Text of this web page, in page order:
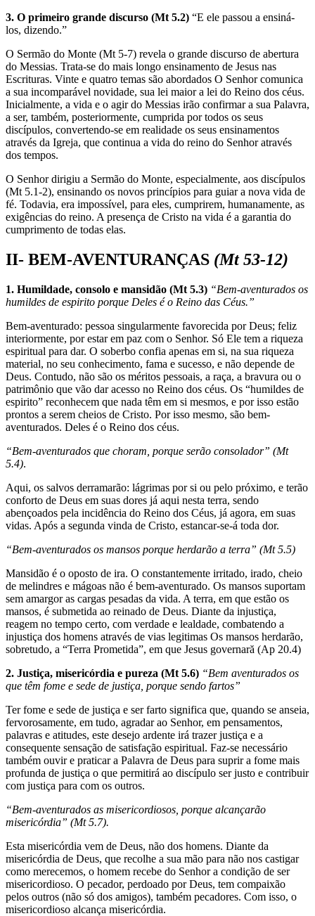
3. O primeiro grande discurso (Mt 5.2) “E ele passou a ensiná-
los, dizendo.”
O Sermão do Monte (Mt 5-7) revela o grande discurso de abertura
do Messias. Trata-se do mais longo ensinamento de Jesus nas
Escrituras. Vinte e quatro temas são abordados O Senhor comunica
a sua incomparável novidade, sua lei maior a lei do Reino dos céus.
Inicialmente, a vida e o agir do Messias irão confirmar a sua Palavra,
a ser, também, posteriormente, cumprida por todos os seus
discípulos, convertendo-se em realidade os seus ensinamentos
através da Igreja, que continua a vida do reino do Senhor através
dos tempos.
O Senhor dirigiu a Sermão do Monte, especialmente, aos discípulos
(Mt 5.1-2), ensinando os novos princípios para guiar a nova vida de
fé. Todavia, era impossível, para eles, cumprirem, humanamente, as
exigências do reino. A presença de Cristo na vida é a garantia do
cumprimento de todas elas.
II- BEM-AVENTURANÇAS (Mt 53-12)
1. Humildade, consolo e mansidão (Mt 5.3) “Bem-aventurados os
humildes de espirito porque Deles é o Reino das Céus.”
Bem-aventurado: pessoa singularmente favorecida por Deus; feliz
interiormente, por estar em paz com o Senhor. Só Ele tem a riqueza
espiritual para dar. O soberbo confia apenas em si, na sua riqueza
material, no seu conhecimento, fama e sucesso, e não depende de
Deus. Contudo, não são os méritos pessoais, a raça, a bravura ou o
patrimônio que vão dar acesso no Reino dos céus. Os “humildes de
espirito” reconhecem que nada têm em si mesmos, e por isso estão
prontos a serem cheios de Cristo. Por isso mesmo, são bem-
aventurados. Deles é o Reino dos céus.
“Bem-aventurados que choram, porque serão consolador” (Mt
5.4).
Aqui, os salvos derramarão: lágrimas por si ou pelo próximo, e terão
conforto de Deus em suas dores já aqui nesta terra, sendo
abençoados pela incidência do Reino dos Céus, já agora, em suas
vidas. Após a segunda vinda de Cristo, estancar-se-á toda dor.
“Bem-aventurados os mansos porque herdarão a terra” (Mt 5.5)
Mansidão é o oposto de ira. O constantemente irritado, irado, cheio
de melindres e mágoas não é bem-aventurado. Os mansos suportam
sem amargor as cargas pesadas da vida. A terra, em que estão os
mansos, é submetida ao reinado de Deus. Diante da injustiça,
reagem no tempo certo, com verdade e lealdade, combatendo a
injustiça dos homens através de vias legitimas Os mansos herdarão,
sobretudo, a “Terra Prometida”, em que Jesus governară (Ap 20.4)
2. Justiça, misericórdia e pureza (Mt 5.6) “Bem aventurados os
que têm fome e sede de justiça, porque sendo fartos”
Ter fome e sede de justiça e ser farto significa que, quando se anseia,
fervorosamente, em tudo, agradar ao Senhor, em pensamentos,
palavras e atitudes, este desejo ardente irá trazer justiça e a
consequente sensação de satisfação espiritual. Faz-se necessário
também ouvir e praticar a Palavra de Deus para suprir a fome mais
profunda de justiça o que permitirá ao discípulo ser justo e contribuir
com justiça para com os outros.
“Bem-aventurados as misericordiosos, porque alcançarão
misericórdia” (Mt 5.7).
Esta misericórdia vem de Deus, não dos homens. Diante da
misericórdia de Deus, que recolhe a sua mão para não nos castigar
como merecemos, o homem recebe do Senhor a condição de ser
misericordioso. O pecador, perdoado por Deus, tem compaixão
pelos outros (não só dos amigos), também pecadores. Com isso, o
misericordioso alcança misericórdia.